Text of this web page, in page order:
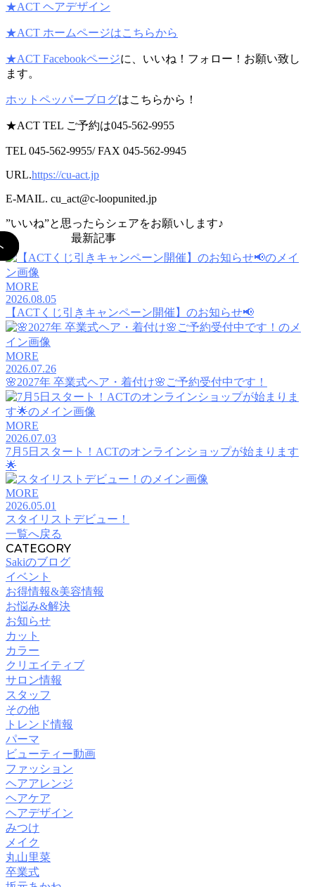
★ACT ヘアデザイン
★ACT ホームページはこちらから
★ACT Facebookページに、いいね！フォロー！お願い致し
ます。
ホットペッパーブログはこちらから！
★ACT TEL ご予約は045-562-9955
TEL 045-562-9955/ FAX 045-562-9945
URL.https://cu-act.jp
E-MAIL. cu_act@c-loopunited.jp
”いいね”と思ったらシェアをお願いします♪
最新記事
MORE
2026.08.05
【ACTくじ引きキャンペーン開催】のお知らせ📢
MORE
2026.07.26
🌸2027年 卒業式ヘア・着付け🌸ご予約受付中です！
MORE
2026.07.03
7月5日スタート！ACTのオンラインショップが始まります
🌟
MORE
2026.05.01
スタイリストデビュー！
一覧へ戻る
CATEGORY
Sakiのブログ
イベント
お得情報&美容情報
お悩み&解決
お知らせ
カット
カラー
クリエイティブ
サロン情報
スタッフ
その他
トレンド情報
パーマ
ビューティー動画
ファッション
ヘアアレンジ
ヘアケア
ヘアデザイン
みつけ
メイク
丸山里菜
卒業式